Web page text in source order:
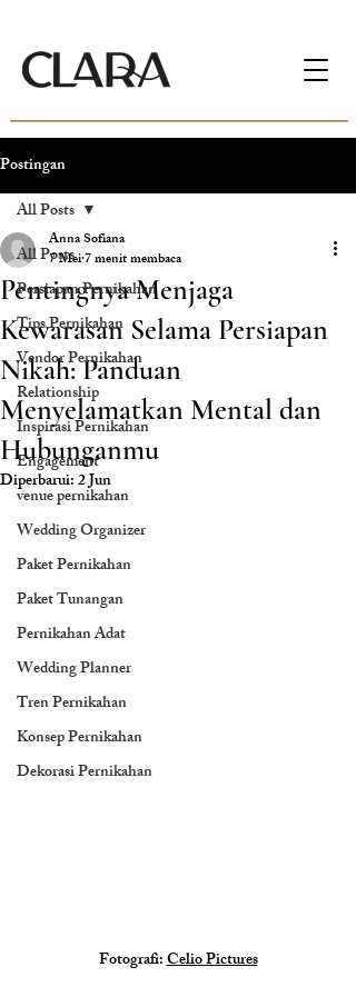
Postingan
All Posts
Persiapan Pernikahan
Tips Pernikahan
Vendor Pernikahan
Relationship
Inspirasi Pernikahan
Engagement
venue pernikahan
Wedding Organizer
Paket Pernikahan
Paket Tunangan
Pernikahan Adat
Wedding Planner
Tren Pernikahan
Konsep Pernikahan
Dekorasi Pernikahan
All Posts
Pentingnya Menjaga
Kewarasan Selama Persiapan
Nikah: Panduan
Menyelamatkan Mental dan
Hubunganmu
Anna Sofiana
7 Mei7 menit membaca
Diperbarui:2 Jun
Fotografi: Celio Pictures